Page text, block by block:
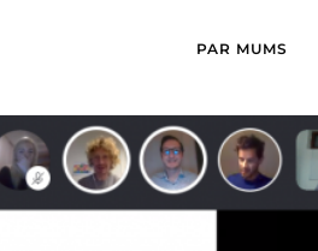
PAR MUMS